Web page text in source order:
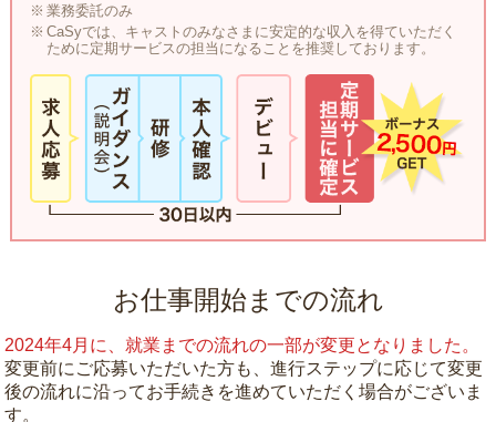
業務委託のみ
CaSyでは、キャストのみなさまに安定的な収入を得ていただく
ために定期サービスの担当になることを推奨しております。
お仕事開始までの流れ
2024年4月に、就業までの流れの一部が変更となりました。
変更前にご応募いただいた方も、進行ステップに応じて変更
後の流れに沿ってお手続きを進めていただく場合がございま
す。